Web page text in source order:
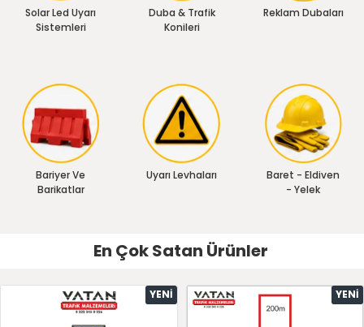
Solar Led Uyarı
Sistemleri
Duba & Trafik
Konileri
Reklam Dubaları
Bariyer Ve
Barikatlar
Uyarı Levhaları
Baret - Eldiven
- Yelek
En Çok Satan Ürünler
YENI YENI